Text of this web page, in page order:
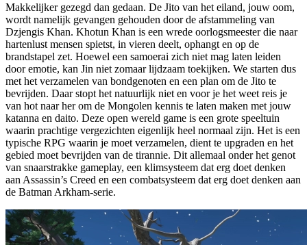
Makkelijker gezegd dan gedaan. De Jito van het eiland, jouw oom,
wordt namelijk gevangen gehouden door de afstammeling van
Dzjengis Khan. Khotun Khan is een wrede oorlogsmeester die naar
hartenlust mensen spietst, in vieren deelt, ophangt en op de
brandstapel zet. Hoewel een samoerai zich niet mag laten leiden
door emotie, kan Jin niet zomaar lijdzaam toekijken. We starten dus
met het verzamelen van bondgenoten en een plan om de Jito te
bevrijden. Daar stopt het natuurlijk niet en voor je het weet reis je
van hot naar her om de Mongolen kennis te laten maken met jouw
katanna en daito. Deze open wereld game is een grote speeltuin
waarin prachtige vergezichten eigenlijk heel normaal zijn. Het is een
typische RPG waarin je moet verzamelen, dient te upgraden en het
gebied moet bevrijden van de tirannie. Dit allemaal onder het genot
van snaarstrakke gameplay, een klimsysteem dat erg doet denken
aan Assassin’s Creed en een combatsysteem dat erg doet denken aan
de Batman Arkham-serie.